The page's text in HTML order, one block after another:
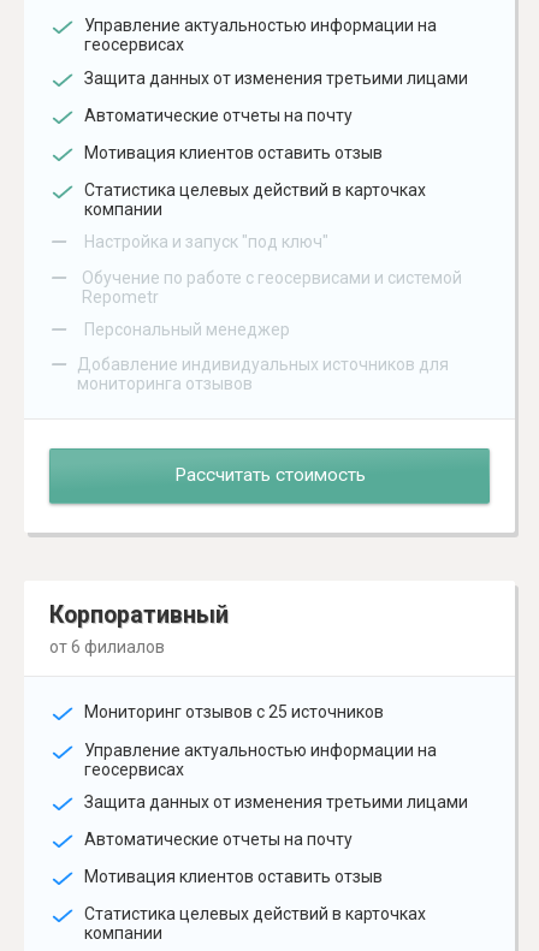
Управление актуальностью информации на
геосервисах
Защита данных от изменения третьими лицами
Автоматические отчеты на почту
Мотивация клиентов оставить отзыв
Статистика целевых действий в карточках
компании
– Настройка и запуск "под ключ"
–
Обучение по работе с геосервисами и системой
Repometr
– Персональный менеджер
–
Добавление индивидуальных источников для
мониторинга отзывов
Рассчитать стоимость
Корпоративный
от 6 филиалов
Мониторинг отзывов с 25 источников
Управление актуальностью информации на
геосервисах
Защита данных от изменения третьими лицами
Автоматические отчеты на почту
Мотивация клиентов оставить отзыв
Статистика целевых действий в карточках
компании